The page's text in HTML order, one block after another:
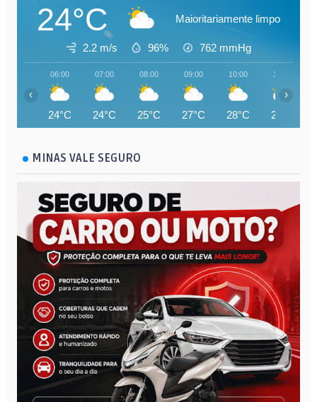
24°C Maioritariamente limpo
2.2 m/s 96% 762 mmHg
06:00
24°C
07:00
24°C
08:00
25°C
09:00
27°C
10:00
28°C
11:00
29°C
‹ ›
MINAS VALE SEGURO